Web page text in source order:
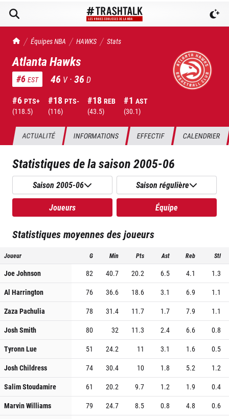
TrashTalk Actu NBA
Équipes NBA HAWKS Stats
Atlanta Hawks
#6 EST 46 V ·36 D
#6 PTS+
(118.5)
#18 PTS-
(116)
#18 REB
(43.5)
#1 AST
(30.1)
ACTUALITÉ INFORMATIONS EFFECTIF CALENDRIER
Statistiques de la saison2005-06
Saison 2005-06 Saison régulière
Joueurs Équipe
Statistiques moyennes des joueurs
Joueur G Min Pts Ast Reb Stl
Joe Johnson 82 40.7 20.2 6.5 4.1
1.3
Al Harrington
76 36.6 18.6 3.1 6.9
1.1
Zaza Pachulia
78 31.4 11.7 1.7 7.9
1.1
Josh Smith
80 32 11.3 2.4 6.6
0.8
Tyronn Lue
51 24.2 11 3.1 1.6
0.5
Josh Childress
74 30.4 10 1.8 5.2
1.2
Salim Stoudamire
61 20.2 9.7 1.2 1.9
0.4
Marvin Williams
79 24.7 8.5 0.8 4.8
0.6